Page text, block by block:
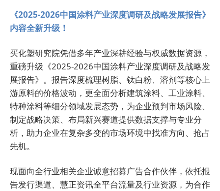
《2025-2026中国涂料产业深度调研及战略发展报告》
内容全新升级！
买化塑研究院凭借多年产业深耕经验与权威数据资源，
重磅升级《2025-2026中国涂料产业深度调研及战略发
展报告》。报告深度梳理树脂、钛白粉、溶剂等核心上
游原料的价格波动，更全面分析建筑涂料、工业涂料、
特种涂料等细分领域发展态势，为企业预判市场风险、
制定战略决策、布局新兴赛道提供数据支撑与专业分
析，助力企业在复杂多变的市场环境中找准方向、抢占
先机。
现面向全行业相关企业诚意招募广告合作伙伴，依托报
告发行渠道、慧正资讯全平台流量及行业资源，为合作